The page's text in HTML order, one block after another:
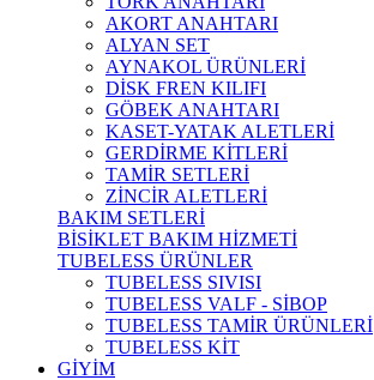
AKORT ANAHTARI
ALYAN SET
AYNAKOL ÜRÜNLERİ
DİSK FREN KILIFI
GÖBEK ANAHTARI
KASET-YATAK ALETLERİ
GERDİRME KİTLERİ
TAMİR SETLERİ
ZİNCİR ALETLERİ
BAKIM SETLERİ
BİSİKLET BAKIM HİZMETİ
TUBELESS ÜRÜNLER
TUBELESS SIVISI
TUBELESS VALF - SİBOP
TUBELESS TAMİR ÜRÜNLERİ
TUBELESS KİT
GİYİM